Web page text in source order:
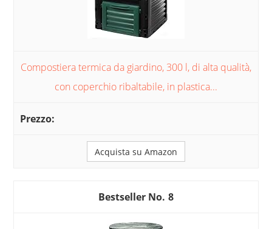
Compostiera termica da giardino, 300 l, di alta qualità,
con coperchio ribaltabile, in plastica...
Acquista su Amazon
8